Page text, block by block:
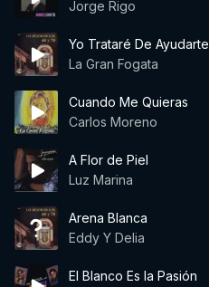
Jorge Rigo
Yo Trataré De Ayudarte
La Gran Fogata
Cuando Me Quieras
Carlos Moreno
A Flor de Piel
Luz Marina
Arena Blanca
Eddy Y Delia
El Blanco Es la Pasión